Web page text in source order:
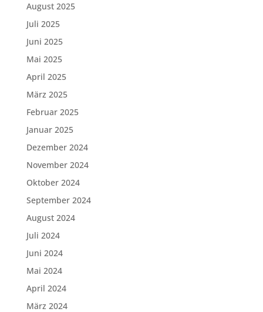
August 2025
Juli 2025
Juni 2025
Mai 2025
April 2025
März 2025
Februar 2025
Januar 2025
Dezember 2024
November 2024
Oktober 2024
September 2024
August 2024
Juli 2024
Juni 2024
Mai 2024
April 2024
März 2024